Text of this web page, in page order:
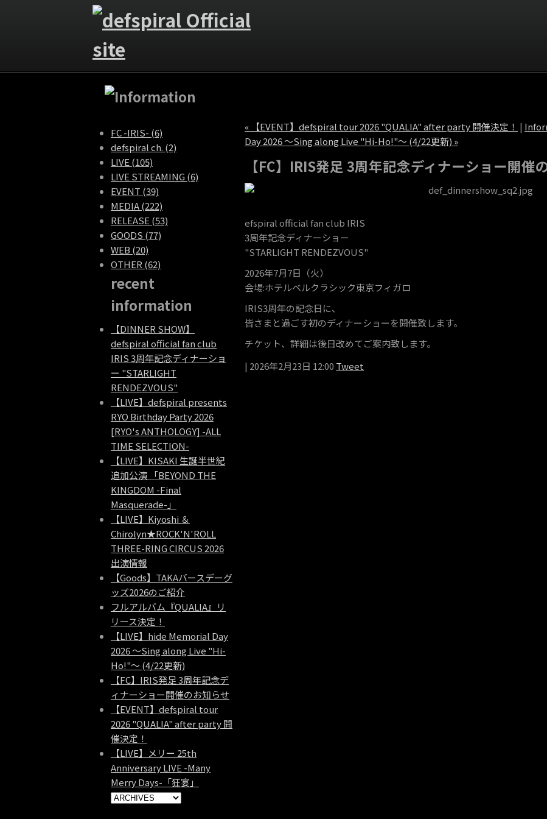
FC -IRIS- (6)
defspiral ch. (2)
LIVE (105)
LIVE STREAMING (6)
EVENT (39)
MEDIA (222)
RELEASE (53)
GOODS (77)
WEB (20)
OTHER (62)
recent
information
【DINNER SHOW】
defspiral official fan club
IRIS 3周年記念ディナーショ
ー "STARLIGHT
RENDEZVOUS"
【LIVE】defspiral presents
RYO Birthday Party 2026
[RYO's ANTHOLOGY] -ALL
TIME SELECTION-
【LIVE】KISAKI 生誕半世紀
追加公演 「BEYOND THE
KINGDOM -Final
Masquerade-」
【LIVE】Kiyoshi ＆
Chirolyn★ROCK'N'ROLL
THREE-RING CIRCUS 2026
出演情報
【Goods】TAKAバースデーグ
ッズ2026のご紹介
フルアルバム『QUALIA』リ
リース決定！
【LIVE】hide Memorial Day
2026 ～Sing along Live "Hi-
Ho!"～ (4/22更新)
【FC】IRIS発足 3周年記念デ
ィナーショー開催のお知らせ
【EVENT】defspiral tour
2026 "QUALIA" after party 開
催決定！
【LIVE】メリー 25th
Anniversary LIVE -Many
Merry Days-「狂宴」
« 【EVENT】defspiral tour 2026 "QUALIA" after party 開催決定！ |
Day 2026 ～Sing along Live "Hi-Ho!"～ (4/22更新) »
【FC】IRIS発足 3周年記念ディナーショー開催
efspiral official fan club IRIS
3周年記念ディナーショー
"STARLIGHT RENDEZVOUS"
2026年7月7日（火）
会場:ホテルベルクラシック東京フィガロ
IRIS3周年の記念日に、
皆さまと過ごす初のディナーショーを開催致します。
チケット、詳細は後日改めてご案内致します。
| 2026年2月23日 12:00 Tweet